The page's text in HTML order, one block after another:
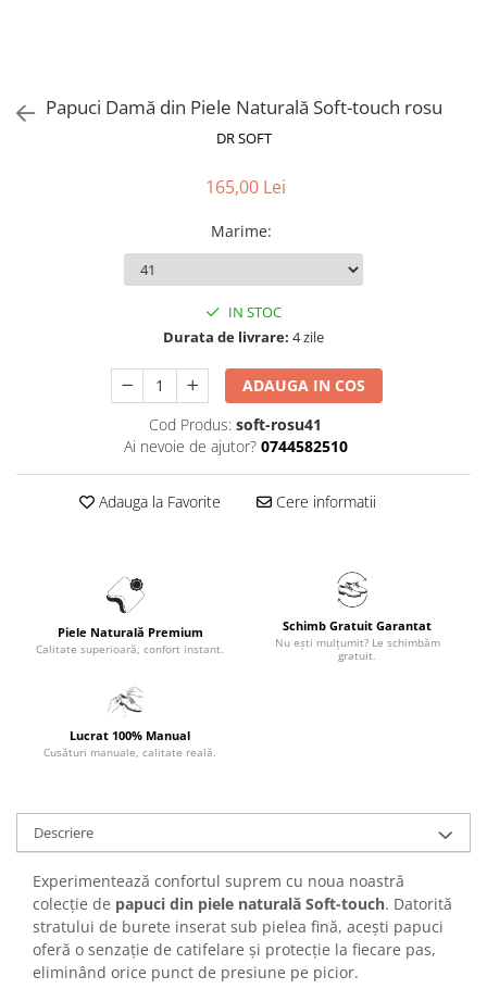
Papuci Damă din Piele Naturală Soft-touch rosu
DR SOFT
165,00 Lei
Marime:
IN STOC
Durata de livrare: 4 zile
ADAUGA IN COS
Cod Produs: soft-rosu41
Ai nevoie de ajutor? 0744582510
Adauga la Favorite Cere informatii
Piele Naturală Premium
Calitate superioară, confort instant.
Schimb Gratuit Garantat
Nu ești mulțumit? Le schimbăm
gratuit.
Lucrat 100% Manual
Cusături manuale, calitate reală.
Descriere
Experimentează confortul suprem cu noua noastră
colecție de papuci din piele naturală Soft-touch. Datorită
stratului de burete inserat sub pielea fină, acești papuci
oferă o senzație de catifelare și protecție la fiecare pas,
eliminând orice punct de presiune pe picior.